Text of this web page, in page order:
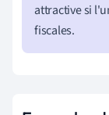
attractive si
fiscales.